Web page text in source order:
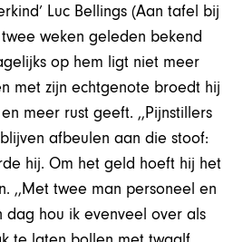
Luc Bellings (Aan tafel bij
weken geleden bekend
op hem ligt niet meer
met zijn echtgenote broedt hij
meer rust geeft. ,,Pijnstillers
afbeulen aan die stoof:
hij. Om het geld hoeft hij het
,,Met twee man personeel en
hou ik evenveel over als